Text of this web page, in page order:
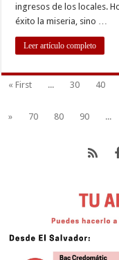
ingresos de los locales.
éxito la miseria, sino …
Leer artículo completo
« First ... 30 40
»
70 80 90 ...